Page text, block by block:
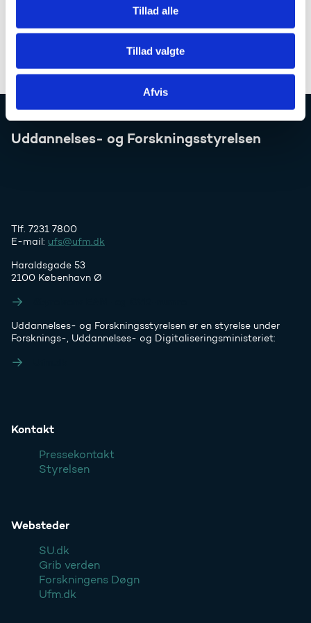
Tillad alle
Tillad valgte
Afvis
andl@ufm.dk
Telefon: +45 72 31 85 77
Uddannelses- og Forskningsstyrelsen
Tlf. 7231 7800
E-mail: ufs@ufm.dk
Haraldsgade 53
2100 København Ø
Uddannelses- og Forskningsstyrelsen er en styrelse under
Forsknings-, Uddannelses- og Digitaliseringsministeriet:
Kontakt
Pressekontakt
Styrelsen
Websteder
SU.dk
Grib verden
Forskningens Døgn
Ufm.dk